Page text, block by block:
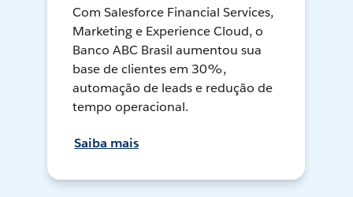
Com Salesforce Financial Services,
Marketing e Experience Cloud, o
Banco ABC Brasil aumentou sua
base de clientes em 30%,
automação de leads e redução de
tempo operacional.
Saiba mais